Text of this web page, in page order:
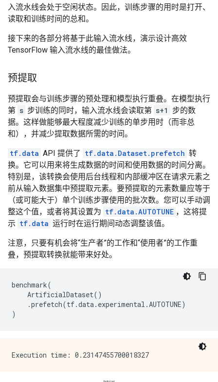
入流水线会处于空闲状态。因此，训练步骤的用时是打开、
读取和训练时间的总和。
接下来的各部分将基于此输入流水线，演示设计高效
TensorFlow 输入流水线的最佳做法。
预提取
预提取会与训练步骤的预处理和模型执行重叠。在模型执行
第 s 步训练的同时，输入流水线会读取第 s+1
步的数
据。这样做能够最大程度减少训练的单步用时（而非总
和），并减少提取数据所需的时间。
tf.data API 提供了 tf.data.Dataset.prefetch 转
换。它可以用来将生成数据的时间和使用数据的时间分离。
特别是，该转换会使用后台线程和内部缓冲区在请求元素之
前从输入数据集中预提取元素。要预提取的元素数量应等于
（或可能大于）单个训练步骤使用的批次数。您可以手动调
整这个值，或者将其设置为 tf.data.AUTOTUNE ，这将提
示 tf.data 运行时在运行期间动态调整该值。
注意，只要有机会将“生产者”的工作和“使用者”的工作重
叠，预提取转换就能带来好处。
benchmark(
ArtificialDataset()
.prefetch(tf.data. experimental .AUTOTUNE)
)